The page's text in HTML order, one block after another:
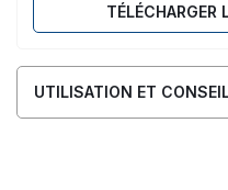
TÉLÉCHARGER
UTILISATION ET